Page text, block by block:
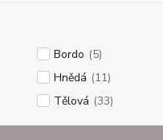
Bordo (5)
Hnědá (11)
Tělová (33)